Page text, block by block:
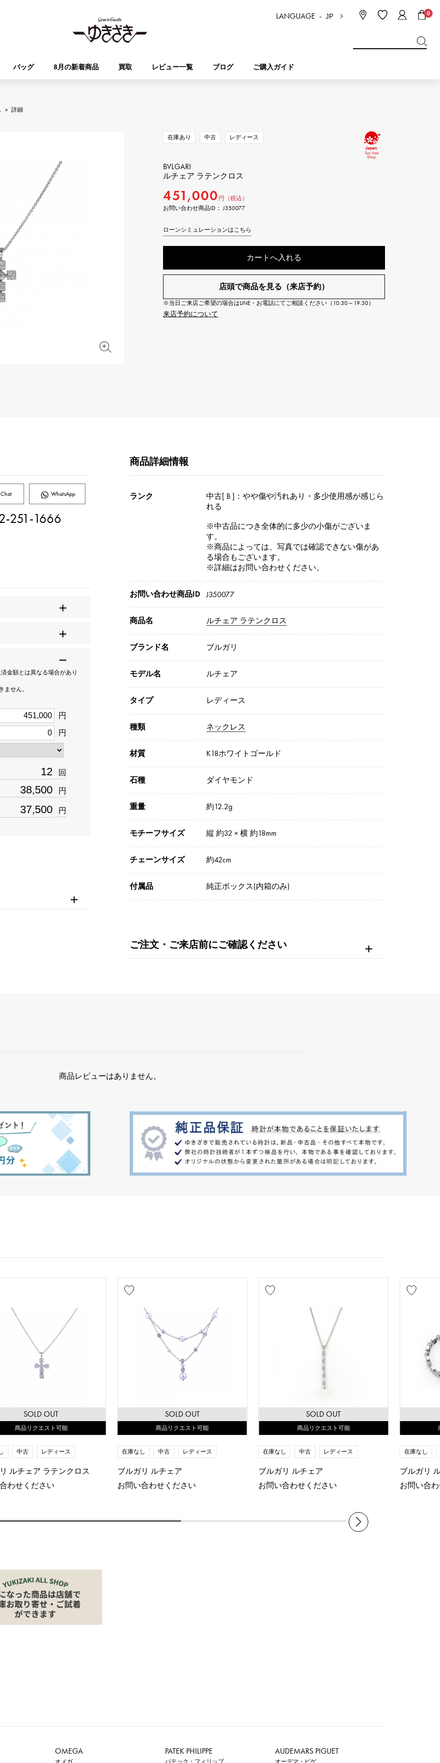
LANGUAGE -JP 0
バッグ 8月の新着商品 買取 レビュー一覧 ブログ ご購入ガイド
HUBLOT
RICHARD MILLE
リシャール・ミル
VACHERON CONSTANTIN
ヴァシュロン・コンスタンタン
JAEGER LE COULTRE
ジャガー・ルクルト
CHANEL
シャネル
BVLGARI
ブルガリ
ZENITH TAG HEUER
VINTAGE WATCH
ヴィンテージウォッチ
すべての時計ブランドを見る
アルファ
ALPHA putite
アルファプティ
TwinPinky
ツインピンキー
ANGLER
YUKIZAKI BACHIKAN
ゆきざき バチカン
USED NOMBRE USED ALPHA
アルファ認定中古
オリジナルジュエリー一覧へ
その他
> 詳細
在庫あり 中古 レディース
BVLGARI
ルチェア ラテンクロス
451,000 円（税込）
お問い合わせ商品ID： J350077
ローンシミュレーションはこちら
カートへ入れる
店頭で商品を見る（来店予約）
※当日ご来店ご希望の場合はLINE・お電話にてご相談ください（10:30～19:30）
来店予約について
WhatsApp
251-1666
金額とは異なる場合があり
せん。
円
円
回
円
円
商品詳細情報
ランク
中古[ B ]：やや傷や汚れあり・多少使用感が感じら
れる
※中古品につき全体的に多少の小傷がございま
す。
※商品によっては、写真では確認できない傷があ
る場合もございます。
※詳細はお問い合わせください。
お問い合わせ商品ID J350077
商品名 ルチェア ラテンクロス
ブランド名 ブルガリ
モデル名 ルチェア
タイプ レディース
種類 ネックレス
材質 K18ホワイトゴールド
石種 ダイヤモンド
重量 約12.2g
モチーフサイズ 縦 約32 × 横 約18mm
チェーンサイズ 約42cm
付属品 純正ボックス(内箱のみ)
ご注文・ご来店前にご確認ください
商品レビューはありません。
SOLD OUT
商品リクエスト可能
中古 レディース
ルチェア ラテンクロス
わせください
SOLD OUT
商品リクエスト可能
在庫なし 中古 レディース
ブルガリ ルチェア
お問い合わせください
SOLD OUT
商品リクエスト可能
在庫なし 中古 レディース
ブルガリ ルチェア
お問い合わせください
在庫なし
ブルガリ
お問い合
OMEGA
オメガ
PATEK PHILIPPE
パテック・フィリップ
AUDEMARS PIGUET
オーデマ・ピゲ